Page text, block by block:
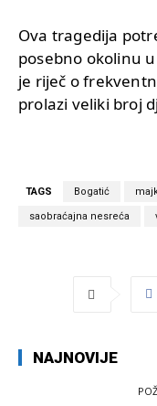
Ova tragedija
posebno okolinu
je riječ o
prolazi veliki broj
TAGS Bogatić
saobraćajna nesreća
NAJNOVIJE